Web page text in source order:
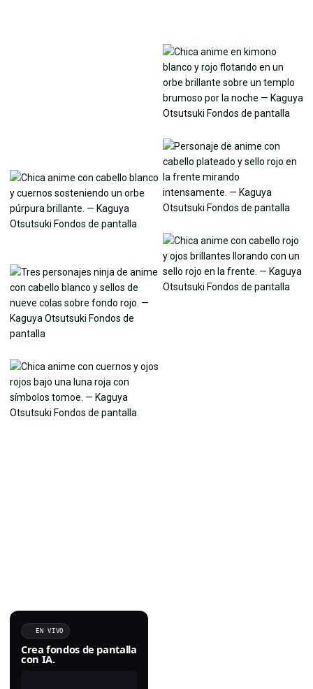
EN VIVO
Crea fondos de pantalla
con IA.